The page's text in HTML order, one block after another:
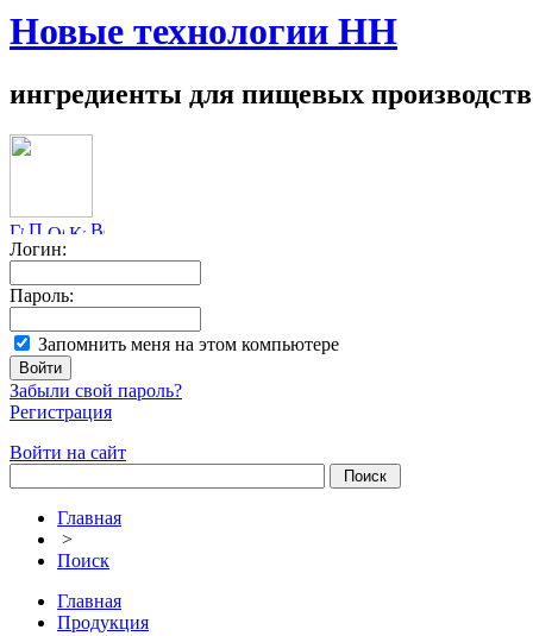
Новые технологии НН
ингредиенты для пищевых производств
Логин:
Пароль:
Запомнить меня на этом компьютере
Забыли свой пароль?
Регистрация
Войти на сайт
Главная
>
Поиск
Главная
Продукция